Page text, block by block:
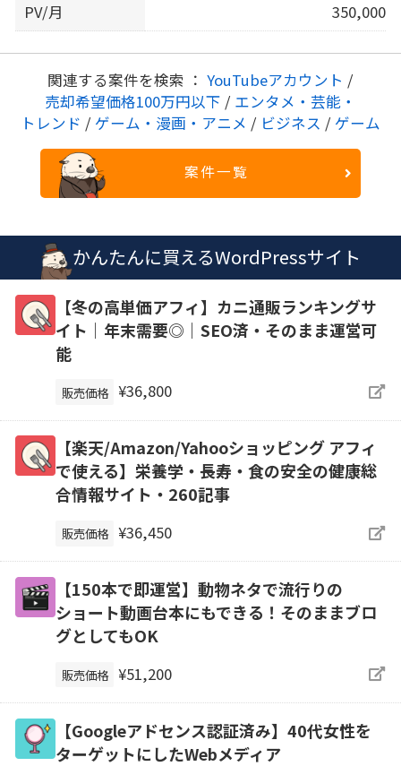
PV/月
350,000
関連する案件を検索 ： YouTubeアカウント /
売却希望価格100万円以下 / エンタメ・芸能・
トレンド / ゲーム・漫画・アニメ / ビジネス / ゲーム
案件一覧
かんたんに買えるWordPressサイト
【冬の高単価アフィ】カニ通販ランキングサ
イト｜年末需要◎｜SEO済・そのまま運営可
能
販売価格 ¥36,800
【楽天/Amazon/Yahooショッピング アフィ
で使える】栄養学・長寿・食の安全の健康総
合情報サイト・260記事
販売価格 ¥36,450
【150本で即運営】動物ネタで流行りの
ショート動画台本にもできる！そのままブロ
グとしてもOK
販売価格 ¥51,200
【Googleアドセンス認証済み】40代女性を
ターゲットにしたWebメディア